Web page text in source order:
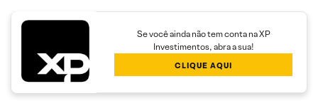
Se você ainda não tem conta na XP
Investimentos, abra a sua!
CLIQUE AQUI